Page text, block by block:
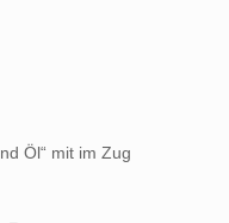
Öl“ mit im Zug